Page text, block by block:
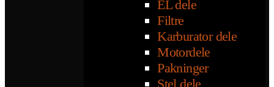
EL dele
Filtre
Karburator dele
Motordele
Pakninger
Stel dele